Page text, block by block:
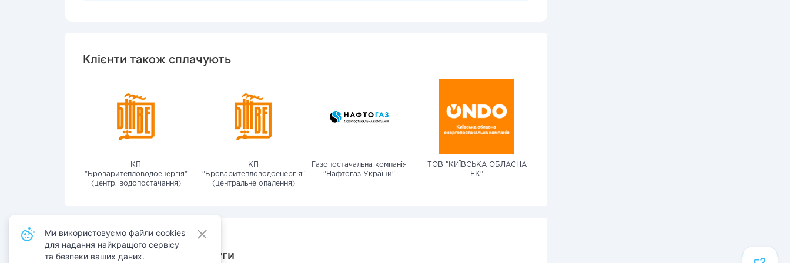
Клієнти також сплачують
КП
"Броваритепловодоенергія"
(центр. водопостачання)
КП
"Броваритепловодоенергія"
(центральне опалення)
Газопостачальна компанія
"Нафтогаз України"
ТОВ "КИЇВСЬКА ОБЛАСНА
ЕК"
Також сплачують послуги
Ми використовуємо файли cookies
для надання найкращого сервісу
та безпеки ваших даних.